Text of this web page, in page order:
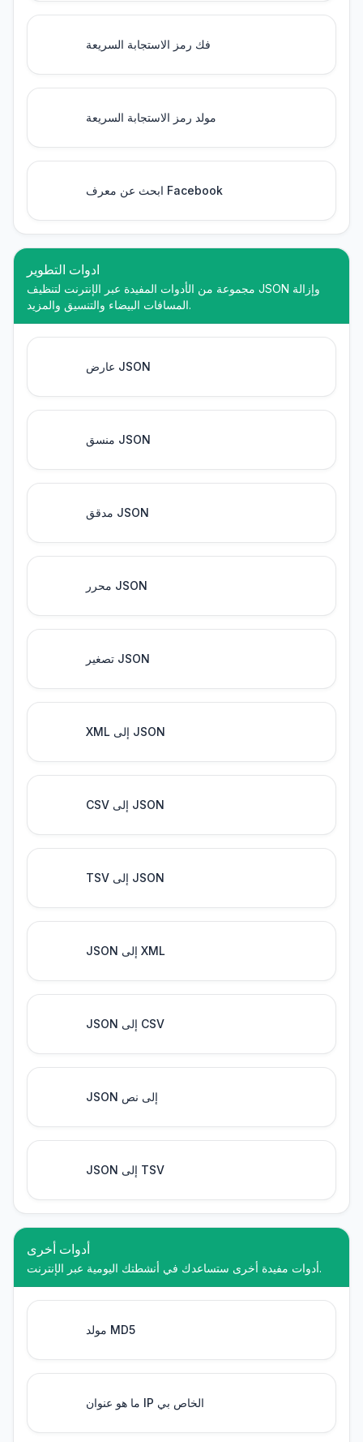
فك رمز الاستجابة السريعة
مولد رمز الاستجابة السريعة
ابحث عن معرف Facebook
ادوات التطوير
مجموعة من الأدوات المفيدة عبر الإنترنت لتنظيف JSON وإزالة
المسافات البيضاء والتنسيق والمزيد.
عارض JSON
منسق JSON
مدقق JSON
محرر JSON
تصغير JSON
XML إلى JSON
CSV إلى JSON
TSV إلى JSON
JSON إلى XML
JSON إلى CSV
JSON إلى نص
JSON إلى TSV
أدوات أخرى
أدوات مفيدة أخرى ستساعدك في أنشطتك اليومية عبر الإنترنت.
مولد MD5
ما هو عنوان IP الخاص بي